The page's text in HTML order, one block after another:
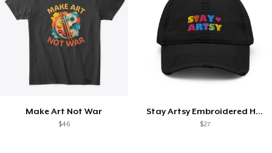
Make Art Not War
$46
Stay Artsy Embroidered Hat
$27